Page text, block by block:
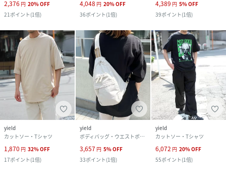
2,376 円 20%OFF
21ポイント(1倍)
4,048 円 20%OFF
36ポイント(1倍)
4,389 円 5%OFF
39ポイント(1倍)
yield
カットソー・Tシャツ
1,870 円 32%OFF
17ポイント(1倍)
yield
ボディバッグ・ウエストポーチ
3,657 円 5%OFF
33ポイント(1倍)
yield
カットソー・Tシャツ
6,072 円 20%OFF
55ポイント(1倍)